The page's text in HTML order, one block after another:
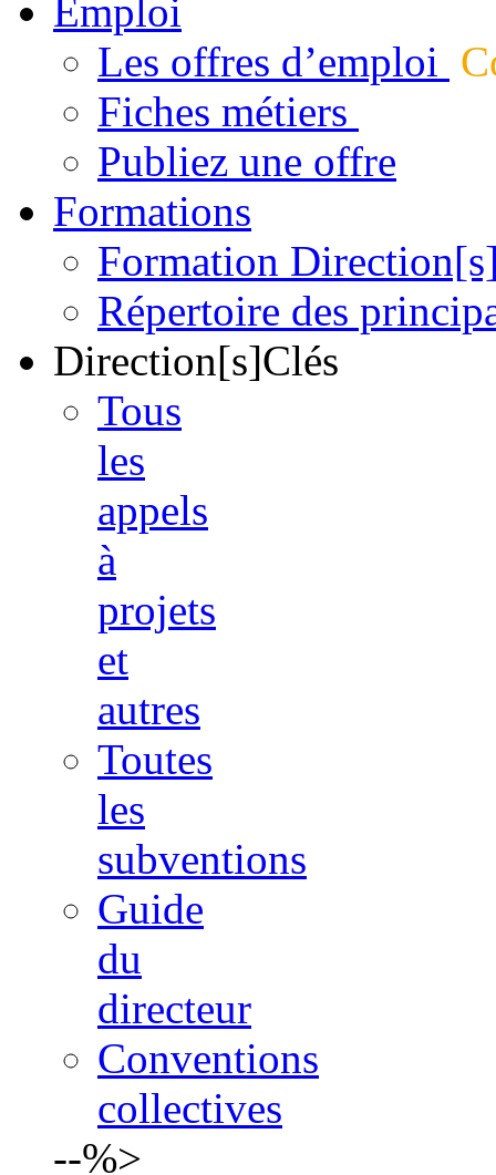
Emploi
Les offres d’emploi
Fiches métiers
Publiez une offre
Formations
Formation
Répertoire des
Direction[s]Clés
Tous
les
appels
à
projets
et
autres
Toutes
les
subventions
Guide
du
directeur
Conventions
collectives
--%>